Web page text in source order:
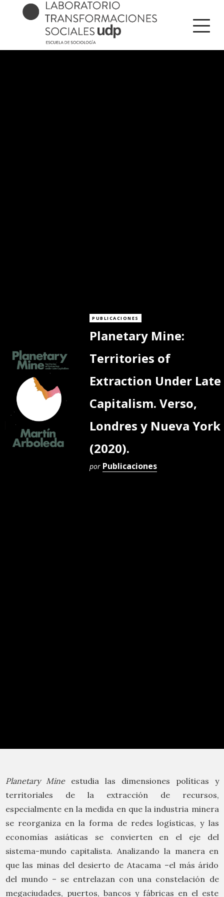
PUBLICACIONES
Planetary Mine:
Territories of
Extraction Under Late
Capitalism. Verso,
Londres y Nueva York
(2020).
por Publicaciones
Planetary Mineestudia las dimensiones políticas y
territoriales de la extracción de recursos,
especialmente en la medida en que la industria minera
se reorganiza en la forma de redes logísticas, y las
economías asiáticas se convierten en el eje del
sistema-mundo capitalista. Analizando la manera en
que las minas del desierto de Atacama –el más árido
del mundo – se entrelazan con una constelación de
megaciudades, puertos, bancos y fábricas en el este